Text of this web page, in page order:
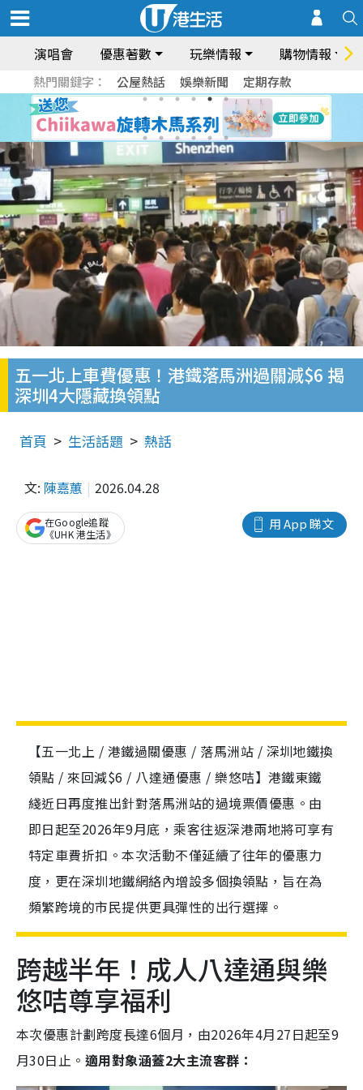
演唱會 優惠著數 玩樂情報 購物情報
熱門關鍵字： 公屋熱話 娛樂新聞 定期存款
五一北上車費優惠！港鐵落馬洲過關減$6 揭
深圳4大隱藏換領點
首頁 生活話題 熱話
文: 陳嘉蕙 2026.04.28
用 App 睇文
在Google追蹤
《UHK 港生活》
【五一北上 / 港鐵過關優惠 / 落馬洲站 / 深圳地鐵換
領點 / 來回減$6 / 八達通優惠 / 樂悠咭】港鐵東鐵
綫近日再度推出針對落馬洲站的過境票價優惠。由
即日起至2026年9月底，乘客往返深港兩地將可享有
特定車費折扣。本次活動不僅延續了往年的優惠力
度，更在深圳地鐵網絡內增設多個換領點，旨在為
頻繁跨境的市民提供更具彈性的出行選擇。
跨越半年！成人八達通與樂
悠咭尊享福利
本次優惠計劃跨度長達6個月，由2026年4月27日起至9
月30日止。 適用對象涵蓋2大主流客群：